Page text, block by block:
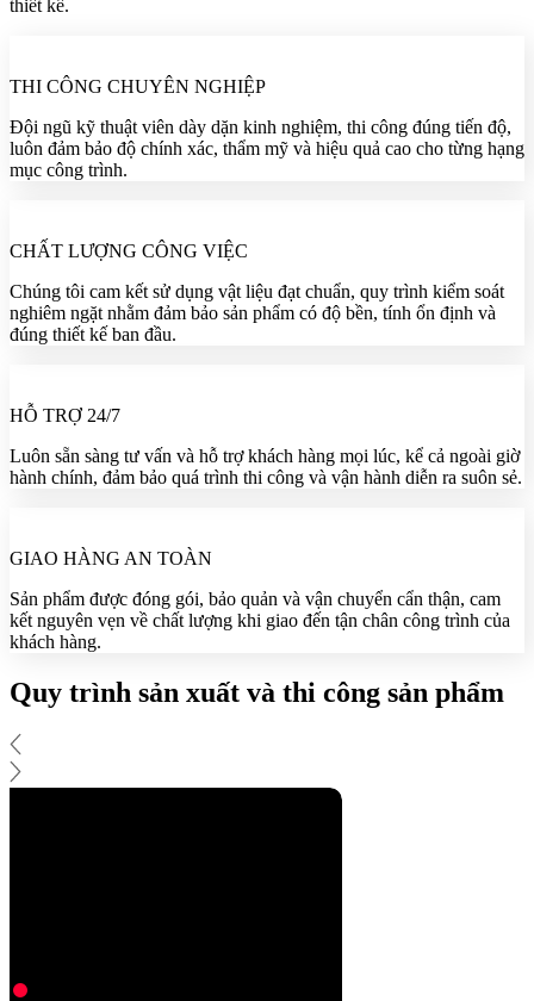
thiết kế.
THI CÔNG CHUYÊN NGHIỆP
Đội ngũ kỹ thuật viên dày dặn kinh nghiệm, thi công đúng tiến độ,
luôn đảm bảo độ chính xác, thẩm mỹ và hiệu quả cao cho từng hạng
mục công trình.
CHẤT LƯỢNG CÔNG VIỆC
Chúng tôi cam kết sử dụng vật liệu đạt chuẩn, quy trình kiểm soát
nghiêm ngặt nhằm đảm bảo sản phẩm có độ bền, tính ổn định và
đúng thiết kế ban đầu.
HỖ TRỢ 24/7
Luôn sẵn sàng tư vấn và hỗ trợ khách hàng mọi lúc, kể cả ngoài giờ
hành chính, đảm bảo quá trình thi công và vận hành diễn ra suôn sẻ.
GIAO HÀNG AN TOÀN
Sản phẩm được đóng gói, bảo quản và vận chuyển cẩn thận, cam
kết nguyên vẹn về chất lượng khi giao đến tận chân công trình của
khách hàng.
Quy trình sản xuất và thi công sản phẩm